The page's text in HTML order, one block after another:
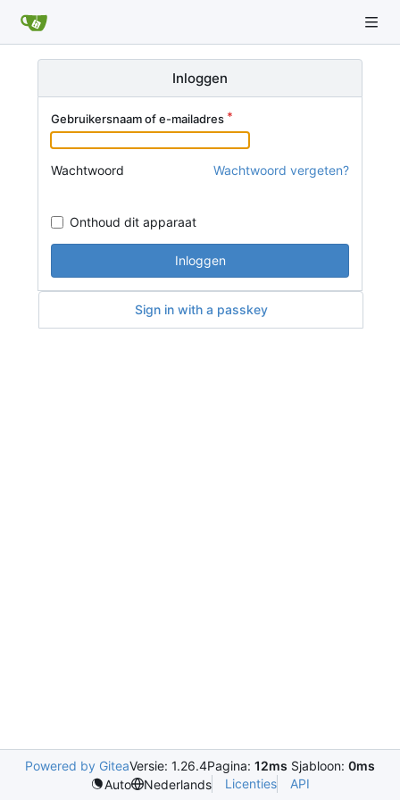
Inloggen
Gebruikersnaam of e-mailadres
Wachtwoord Wachtwoord vergeten?
Onthoud dit apparaat
Inloggen
Sign in with a passkey
Powered by GiteaVersie: 1.26.4Pagina: 12ms Sjabloon: 0ms
Auto
Nederlands Licenties API